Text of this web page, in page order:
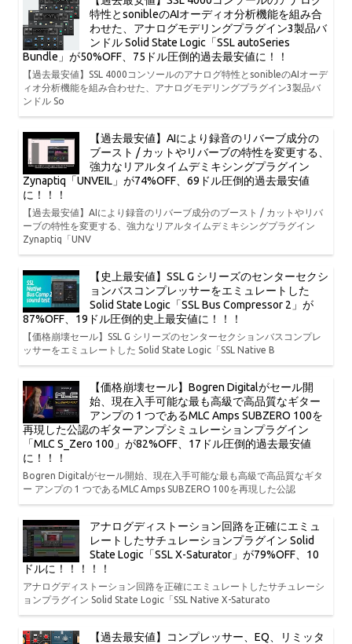
特性とsonibleのAIオーディオ分析機能を組み合
わせた、アナログモデリングプラグイン3製品バ
ンドル Solid State Logic「SSL autoSeries
Bundle」が50%OFF、75ドル圧倒的過去最安値に！！
【過去最安値】SSL 4000コンソールのアナログ特性とsonibleのAIオーデ
ィオ分析機能を組み合わせた、アナログモデリングプラグイン3製品バ
ンドル So
【過去最安値】AIにより録音のリバーブ成分の
ブースト / カットやリバーブの特性を変更する、
強力なリアルタイムデミキシングプラグイン
Zynaptiq「UNVEIL」が74%OFF、69ドル圧倒的過去最安値
に！！！
【過去最安値】AIにより録音のリバーブ成分のブースト / カットやリバ
ーブの特性を変更する、強力なリアルタイムデミキシングプラグイン
Zynaptiq「UNV
【史上最安値】SSL G シリーズのセンターセクシ
ョンバスコンプレッサーをエミュレートした
Solid State Logic「SSL Bus Compressor 2」が
87%OFF、19ドル圧倒的史上最安値に！！！
【価格崩壊セール】SSL G シリーズのセンターセクションバスコンプレ
ッサーをエミュレートした Solid State Logic「SSL Native B
【価格崩壊セール】Bogren Digitalがセール開
始、現在入手可能な最も高級で高品質なギター
アンプの 1 つであるMLC Amps SUBZERO 100を
再現した公認のギターアンプシミュレーションプラグイン
「MLC S_Zero 100」が82%OFF、17ドル圧倒的過去最安値
に！！！
Bogren Digitalがセール開始、現在入手可能な最も高級で高品質なギタ
ー アンプの 1 つであるMLC Amps SUBZERO 100を再現した公認
アナログディストーション回路を正確にエミュ
レートしたサチュレーションプラグイン Solid
State Logic「SSL X-Saturator」が79%OFF、10
ドルに！！！！！
アナログディストーション回路を正確にエミュレートしたサチュレーシ
ョンプラグイン Solid State Logic「SSL Native X-Saturato
【過去最安値】コンプレッサー、EQ、リミッタ